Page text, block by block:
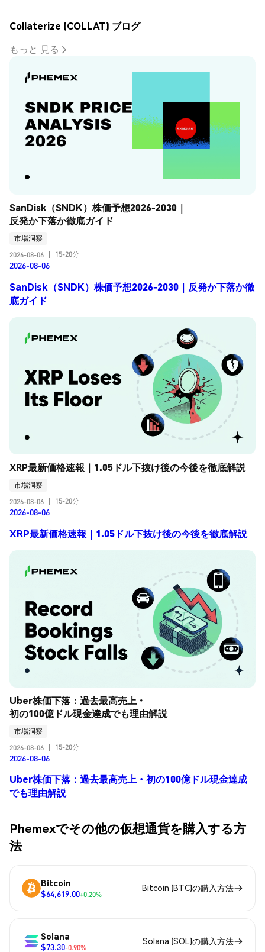
Collaterize (COLLAT) ブログ
もっと 見る
SanDisk（SNDK）株価予想2026-2030｜
反発か下落か徹底ガイド
市場洞察
2026-08-06
15-20分
2026-08-06
SanDisk（SNDK）株価予想2026-2030｜反発か下落か徹
底ガイド
XRP最新価格速報｜1.05ドル下抜け後の今後を徹底解説
市場洞察
2026-08-06
15-20分
2026-08-06
XRP最新価格速報｜1.05ドル下抜け後の今後を徹底解説
Uber株価下落：過去最高売上・
初の100億ドル現金達成でも理由解説
市場洞察
2026-08-06
15-20分
2026-08-06
Uber株価下落：過去最高売上・初の100億ドル現金達成
でも理由解説
Phemexでその他の仮想通貨を購入する方
法
Bitcoin
$64,619.00+0.20%
Bitcoin (BTC)の購入方法
Solana
$73.30-0.90%
Solana (SOL)の購入方法